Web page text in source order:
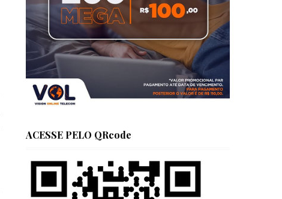
ACESSE PELO QRcode